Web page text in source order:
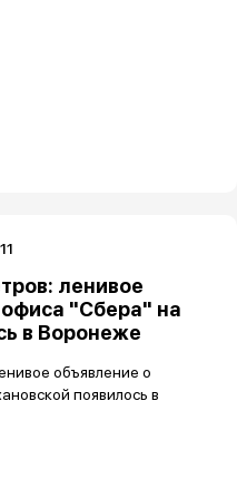
ленивое
"Сбера" на
в Воронеже